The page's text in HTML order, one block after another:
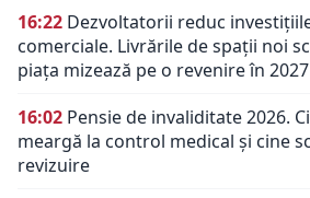
16:22 Dezvoltatorii reduc
comerciale. Livrările de spații noi
piața mizează pe o revenire în 2027
16:02 Pensie de invaliditate 2026.
meargă la control medical și cine
revizuire